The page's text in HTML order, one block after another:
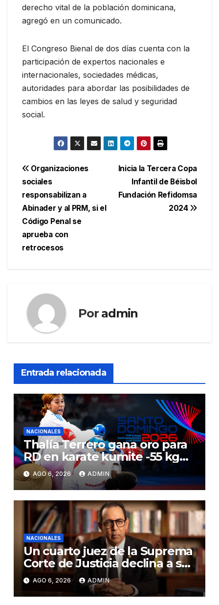
derecho vital de la población dominicana,
agregó en un comunicado.
El Congreso Bienal de dos días cuenta con la
participación de expertos nacionales e
internacionales, sociedades médicas,
autoridades para abordar las posibilidades de
cambios en las leyes de salud y seguridad
social.
Navegación
de
entradas
Inicia la Tercera Copa
Infantil de Béisbol
Fundación Refidomsa
2024
Organizaciones
sociales
responsabilizan a
Abinader y al PRM, si el
Código Penal se
aprueba con
retrocesos
Por admin
Entrada relacionada
NACIONALES
Thalía Terrero gana oro para
RD en karate kumite -55 kg
en Santo Domingo 2026
AGO 6, 2026 ADMIN
NACIONALES
Un cuarto juez de la Suprema
Corte de Justicia declina a ser
evaluado por el CNM
AGO 6, 2026 ADMIN